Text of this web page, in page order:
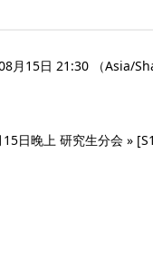
月15日 21:30 （Asia/
日晚上 研究生分会 »